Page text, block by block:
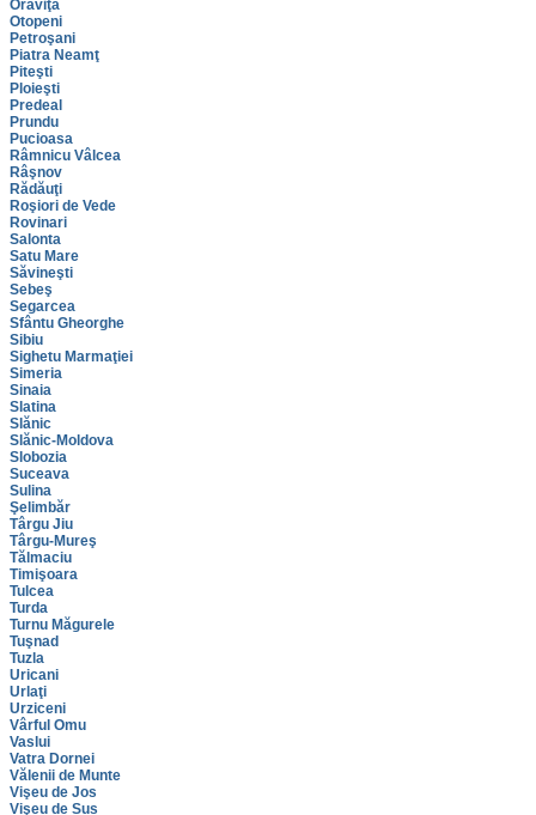
Oraviţa
Otopeni
Petroşani
Piatra Neamţ
Piteşti
Ploieşti
Predeal
Prundu
Pucioasa
Râmnicu Vâlcea
Râşnov
Rădăuţi
Roşiori de Vede
Rovinari
Salonta
Satu Mare
Săvineşti
Sebeş
Segarcea
Sfântu Gheorghe
Sibiu
Sighetu Marmaţiei
Simeria
Sinaia
Slatina
Slănic
Slănic-Moldova
Slobozia
Suceava
Sulina
Şelimbăr
Târgu Jiu
Târgu-Mureş
Tălmaciu
Timişoara
Tulcea
Turda
Turnu Măgurele
Tuşnad
Tuzla
Uricani
Urlaţi
Urziceni
Vârful Omu
Vaslui
Vatra Dornei
Vălenii de Munte
Vişeu de Jos
Vişeu de Sus